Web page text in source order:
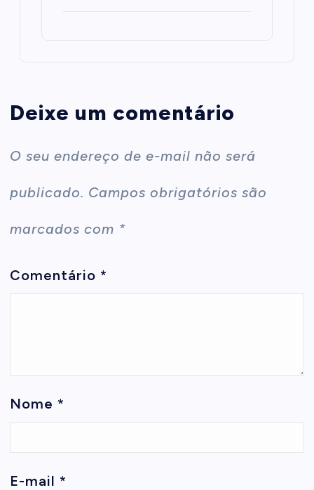
Deixe um comentário
O seu endereço de e-mail não será
publicado. Campos obrigatórios são
marcados com *
Comentário *
Nome *
E-mail *